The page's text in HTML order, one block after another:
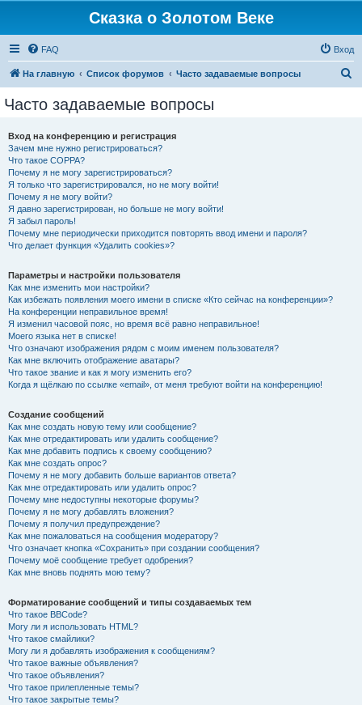
Сказка о Золотом Веке
FAQ Вход
На главную Список форумов Часто задаваемые вопросы
Часто задаваемые вопросы
Вход на конференцию и регистрация
Зачем мне нужно регистрироваться?
Что такое COPPA?
Почему я не могу зарегистрироваться?
Я только что зарегистрировался, но не могу войти!
Почему я не могу войти?
Я давно зарегистрирован, но больше не могу войти!
Я забыл пароль!
Почему мне периодически приходится повторять ввод имени и пароля?
Что делает функция «Удалить cookies»?
Параметры и настройки пользователя
Как мне изменить мои настройки?
Как избежать появления моего имени в списке «Кто сейчас на конференции»?
На конференции неправильное время!
Я изменил часовой пояс, но время всё равно неправильное!
Моего языка нет в списке!
Что означают изображения рядом с моим именем пользователя?
Как мне включить отображение аватары?
Что такое звание и как я могу изменить его?
Когда я щёлкаю по ссылке «email», от меня требуют войти на конференцию!
Создание сообщений
Как мне создать новую тему или сообщение?
Как мне отредактировать или удалить сообщение?
Как мне добавить подпись к своему сообщению?
Как мне создать опрос?
Почему я не могу добавить больше вариантов ответа?
Как мне отредактировать или удалить опрос?
Почему мне недоступны некоторые форумы?
Почему я не могу добавлять вложения?
Почему я получил предупреждение?
Как мне пожаловаться на сообщения модератору?
Что означает кнопка «Сохранить» при создании сообщения?
Почему моё сообщение требует одобрения?
Как мне вновь поднять мою тему?
Форматирование сообщений и типы создаваемых тем
Что такое BBCode?
Могу ли я использовать HTML?
Что такое смайлики?
Могу ли я добавлять изображения к сообщениям?
Что такое важные объявления?
Что такое объявления?
Что такое прилепленные темы?
Что такое закрытые темы?